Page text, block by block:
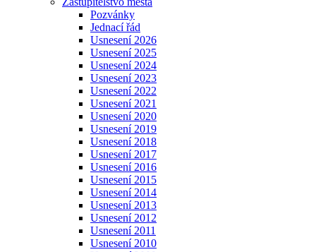
Pozvánky
Jednací řád
Usnesení 2026
Usnesení 2025
Usnesení 2024
Usnesení 2023
Usnesení 2022
Usnesení 2021
Usnesení 2020
Usnesení 2019
Usnesení 2018
Usnesení 2017
Usnesení 2016
Usnesení 2015
Usnesení 2014
Usnesení 2013
Usnesení 2012
Usnesení 2011
Usnesení 2010